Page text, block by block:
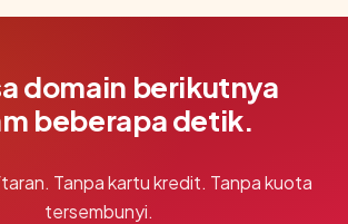
domain berikutnya
beberapa detik.
Tanpa kartu kredit. Tanpa kuota
tersembunyi.